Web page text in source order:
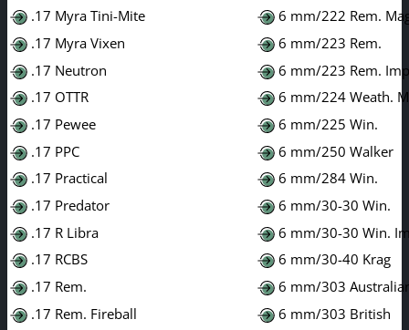
.17 Myra Tini-Mite
.17 Myra Vixen
.17 Neutron
.17 OTTR
.17 Pewee
.17 PPC
.17 Practical
.17 Predator
.17 R Libra
.17 RCBS
.17 Rem.
.17 Rem. Fireball
6 mm/222 Rem.
6 mm/223 Rem.
6 mm/223 Rem.
6 mm/224 Weath.
6 mm/225 Win.
6 mm/250 Walker
6 mm/284 Win.
6 mm/30-30 Win.
6 mm/30-30 Win.
6 mm/30-40 Krag
6 mm/303
6 mm/303 British